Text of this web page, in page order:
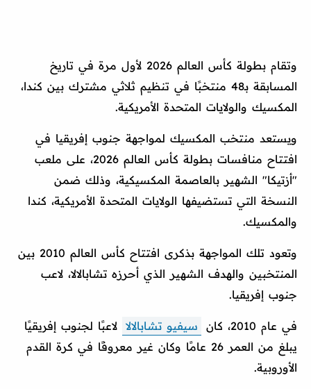
وتقام بطولة كأس العالم 2026 لأول مرة في تاريخ
المسابقة بـ48 منتخبًا في تنظيم ثلاثي مشترك بين كندا،
المكسيك والولايات المتحدة الأمريكية.
ويستعد منتخب المكسيك لمواجهة جنوب إفريقيا في
افتتاح منافسات بطولة كأس العالم 2026، على ملعب
"أزتيكا" الشهير بالعاصمة المكسيكية، وذلك ضمن
النسخة التي تستضيفها الولايات المتحدة الأمريكية، كندا
والمكسيك.
وتعود تلك المواجهة بذكرى افتتاح كأس العالم 2010 بين
المنتخبين والهدف الشهير الذي أحرزه تشابالالا، لاعب
جنوب إفريقيا.
في عام 2010، كان سيفيو تشابالالا لاعبًا لجنوب إفريقيًا
يبلغ من العمر 26 عامًا وكان غير معروفًا في كرة القدم
الأوروبية.